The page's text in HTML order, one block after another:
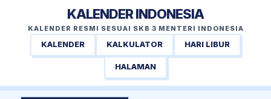
KALENDER INDONESIA
KALENDER RESMI SESUAI SKB 3 MENTERI INDONESIA
KALENDER KALKULATOR HARI LIBUR
HALAMAN